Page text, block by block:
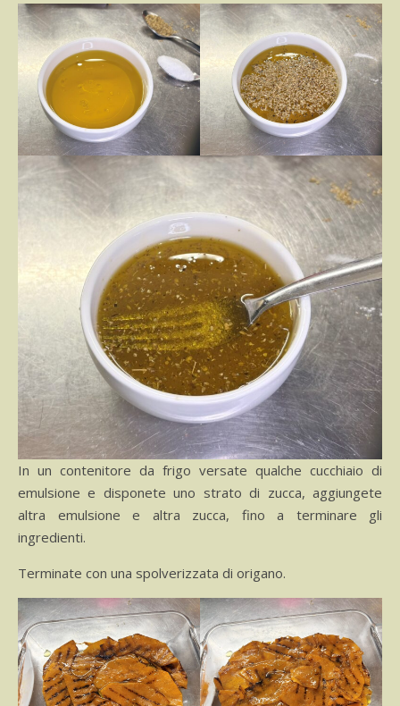
In un contenitore da frigo versate qualche cucchiaio di
emulsione e disponete uno strato di zucca, aggiungete
altra emulsione e altra zucca, fino a terminare gli
ingredienti.
Terminate con una spolverizzata di origano.